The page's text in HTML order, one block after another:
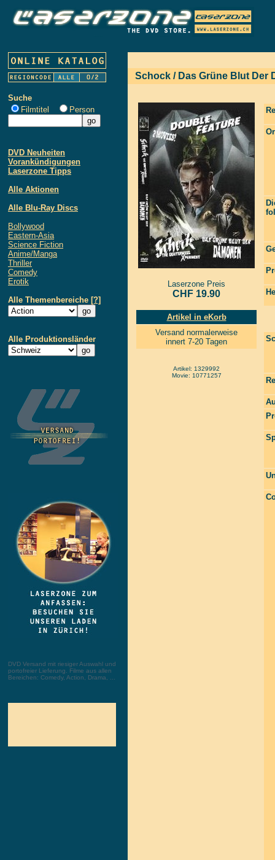
Suche
Filmtitel
Person
DVD Neuheiten
Vorankündigungen
Laserzone Tipps
Alle Aktionen
Alle Blu-Ray Discs
Bollywood
Eastern-Asia
Science Fiction
Anime/Manga
Thriller
Comedy
Erotik
Alle Themenbereiche [?]
Alle Produktionsländer
DVD Versand mit riesiger Auswahl und
portofreier Lieferung. Filme aus allen
Bereichen: Comedy, Action, Drama, ...
Schock / Das Grüne Blut Der
Laserzone Preis
CHF 19.90
Artikel in eKorb
Versand normalerweise
innert 7-20 Tagen
Artikel: 1329992
Movie: 10771257